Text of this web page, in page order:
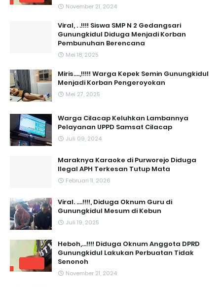
November 21, 2024
Viral, . .!!!! Siswa SMP N 2 Gedangsari
Gunungkidul Diduga Menjadi Korban
Pembunuhan Berencana
Mei 18, 2025
Miris....,!!!!! Warga Kepek Semin Gunungkidul
Menjadi Korban Pengeroyokan
Mei 27, 2025
Warga Cilacap Keluhkan Lambannya
Pelayanan UPPD Samsat Cilacap
Juli 09, 2024
Maraknya Karaoke di Purworejo Diduga
Ilegal APH Terkesan Tutup Mata
Februari 11, 2026
Viral. ....!!!!, Diduga Oknum Guru di
Gunungkidul Mesum di Kebun
Juli 19, 2025
Heboh,...!!!! Diduga Oknum Anggota DPRD
Gunungkidul Lakukan Perbuatan Tidak
Senonoh
November 21, 2024